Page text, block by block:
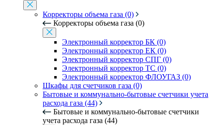
Корректоры объема газа (0)
Корректоры объема газа (0)
Электронный корректор БК (0)
Электронный корректор ЕК (0)
Электронный корректор СПГ (0)
Электронный корректор ТС (0)
Электронный корректор ФЛОУГАЗ (0)
Шкафы для счетчиков газа (0)
Бытовые и коммунально-бытовые счетчики учета
расхода газа (44)
Бытовые и коммунально-бытовые счетчики
учета расхода газа (44)